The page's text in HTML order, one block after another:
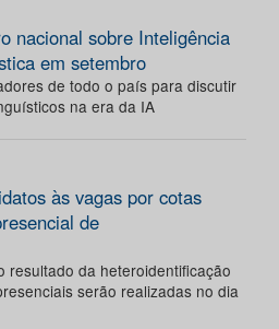
nacional sobre Inteligência
em setembro
de todo o país para discutir
na era da IA
às vagas por cotas
de
resultado da heteroidentificação
serão realizadas no dia